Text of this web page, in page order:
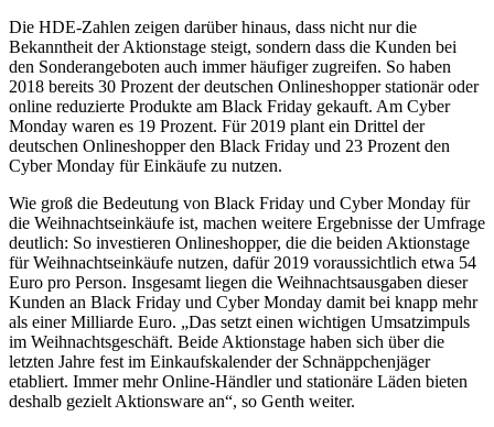
Die HDE-Zahlen zeigen darüber hinaus, dass nicht nur die
Bekanntheit der Aktionstage steigt, sondern dass die Kunden bei
den Sonderangeboten auch immer häufiger zugreifen. So haben
2018 bereits 30 Prozent der deutschen Onlineshopper stationär oder
online reduzierte Produkte am Black Friday gekauft. Am Cyber
Monday waren es 19 Prozent. Für 2019 plant ein Drittel der
deutschen Onlineshopper den Black Friday und 23 Prozent den
Cyber Monday für Einkäufe zu nutzen.
Wie groß die Bedeutung von Black Friday und Cyber Monday für
die Weihnachtseinkäufe ist, machen weitere Ergebnisse der Umfrage
deutlich: So investieren Onlineshopper, die die beiden Aktionstage
für Weihnachtseinkäufe nutzen, dafür 2019 voraussichtlich etwa 54
Euro pro Person. Insgesamt liegen die Weihnachtsausgaben dieser
Kunden an Black Friday und Cyber Monday damit bei knapp mehr
als einer Milliarde Euro. „Das setzt einen wichtigen Umsatzimpuls
im Weihnachtsgeschäft. Beide Aktionstage haben sich über die
letzten Jahre fest im Einkaufskalender der Schnäppchenjäger
etabliert. Immer mehr Online-Händler und stationäre Läden bieten
deshalb gezielt Aktionsware an“, so Genth weiter.